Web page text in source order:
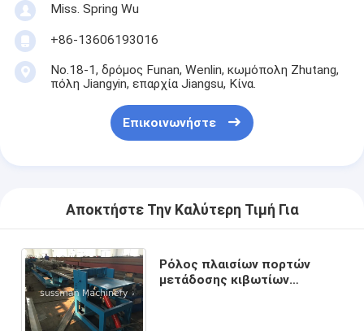
Miss. Spring Wu
+86-13606193016
No.18-1, δρόμος Funan, Wenlin, κωμόπολη Zhutang,
πόλη Jiangyin, επαρχία Jiangsu, Κίνα.
Επικοινωνήστε
Αποκτήστε Την Καλύτερη Τιμή Για
Ρόλος πλαισίων πορτών
μετάδοσης κιβωτίων